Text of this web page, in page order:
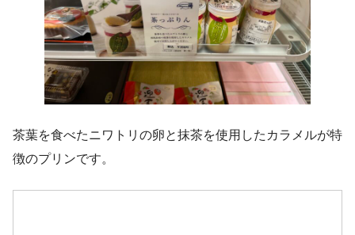
茶葉を食べたニワトリの卵と抹茶を使用したカラメルが特
徴のプリンです。